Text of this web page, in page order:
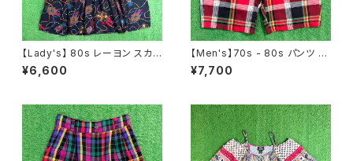
【Lady's】 80s レーヨン スカ
ーフ柄 スカート / 80年代 古着
レディース 総柄 2266
¥6,600
【Men's】70s - 80s パンツ /
¥7,700